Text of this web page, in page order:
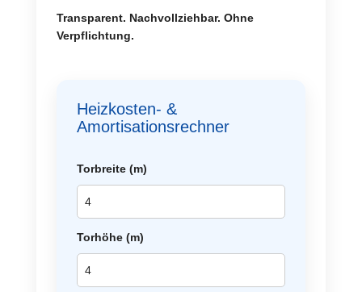
Transparent. Nachvollziehbar. Ohne
Verpflichtung.
Heizkosten- &
Amortisationsrechner
Torbreite (m)
Torhöhe (m)